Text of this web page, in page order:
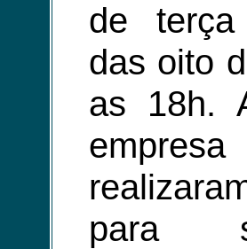
de
das oito
as 18h.
para